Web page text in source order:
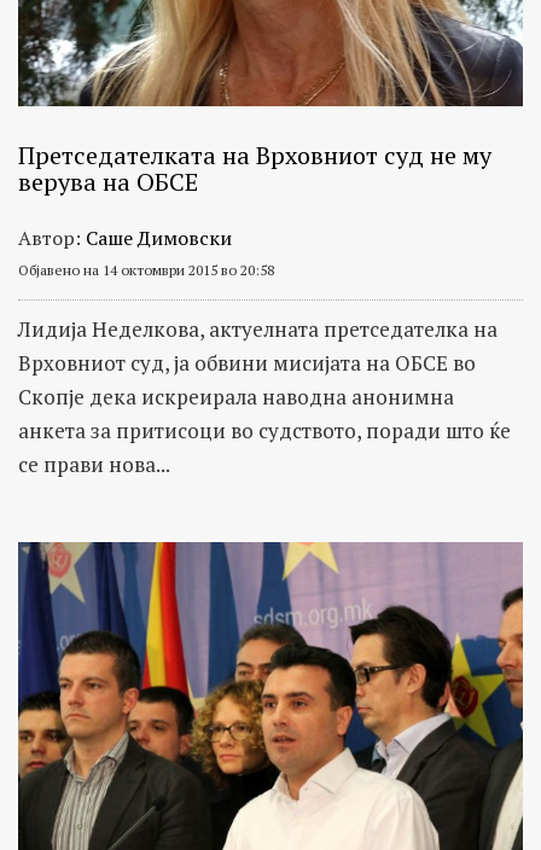
Претседателката на Врховниот суд не му
верува на ОБСЕ
Автор: Саше Димовски
Објавено на 14 октомври 2015 во 20:58
Лидија Неделкова, актуелната претседателка на
Врховниот суд, ја обвини мисијата на ОБСЕ во
Скопје дека искреирала наводна анонимна
анкета за притисоци во судството, поради што ќе
се прави нова...